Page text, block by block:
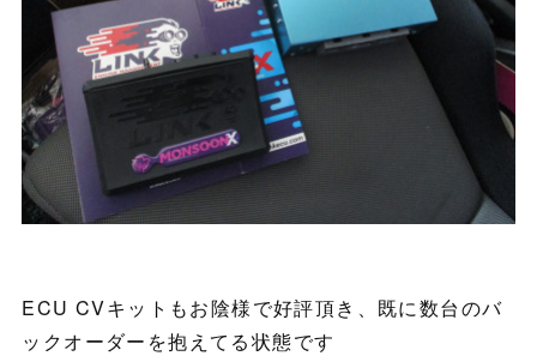
ECU CVキットもお陰様で好評頂き、既に数台のバ
ックオーダーを抱えてる状態です